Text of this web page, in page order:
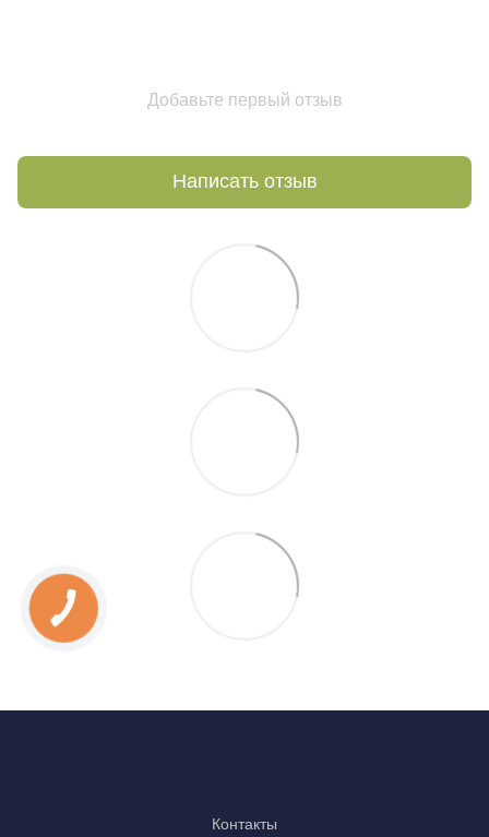
Добавьте первый отзыв
Написать отзыв
Контакты